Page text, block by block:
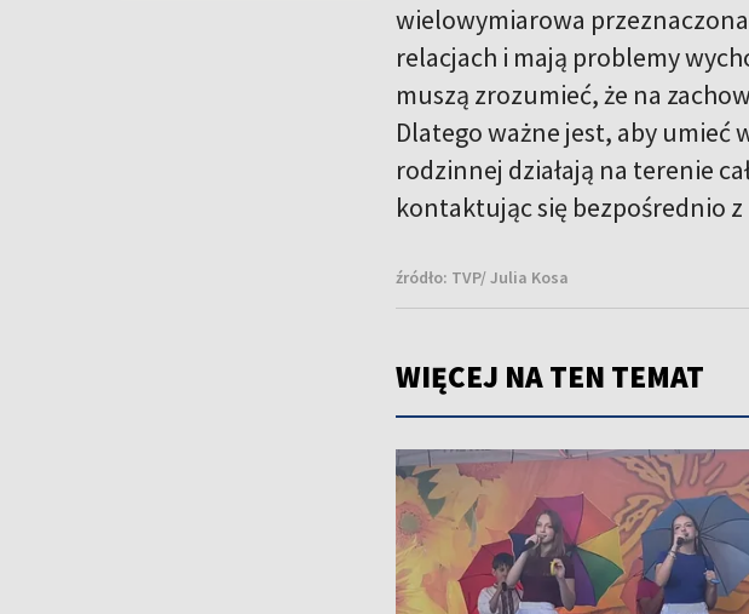
wielowymiarowa
relacjach i mają problemy
muszą zrozumieć, że na
Dlatego ważne jest, aby
rodzinnej działają na terenie
kontaktując się bezpośrednio
źródło: TVP/ Julia Kosa
WIĘCEJ NA TEN TEMAT